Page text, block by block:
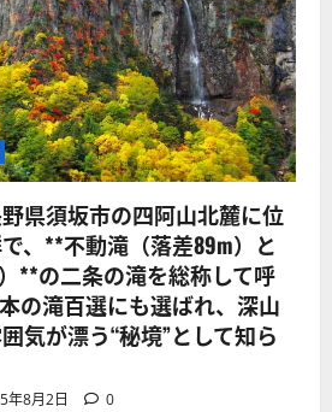
県須坂市の四阿山北麓に位
、**不動滝（落差89m）と
**の二条の滝を総称して呼
の滝百選にも選ばれ、深山
気が漂う“秘境”として知ら
年8月2日 0